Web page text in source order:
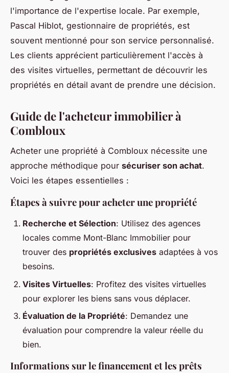
l'importance de l'expertise locale. Par exemple,
Pascal Hiblot, gestionnaire de propriétés, est
souvent mentionné pour son service personnalisé.
Les clients apprécient particulièrement l'accès à
des visites virtuelles, permettant de découvrir les
propriétés en détail avant de prendre une décision.
Guide de l'acheteur immobilier à
Combloux
Acheter une propriété à Combloux nécessite une
approche méthodique pour sécuriser son achat.
Voici les étapes essentielles :
Étapes à suivre pour acheter une propriété
Recherche et Sélection: Utilisez des agences
locales comme Mont-Blanc Immobilier pour
trouver des propriétés exclusives adaptées à vos
besoins.
Visites Virtuelles: Profitez des visites virtuelles
pour explorer les biens sans vous déplacer.
Évaluation de la Propriété: Demandez une
évaluation pour comprendre la valeur réelle du
bien.
Informations sur le financement et les prêts